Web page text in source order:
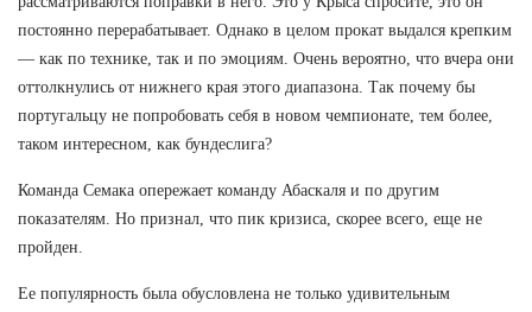
постоянно перерабатывает. Однако в целом прокат выдался крепким
— как по технике, так и по эмоциям. Очень вероятно, что вчера они
оттолкнулись от нижнего края этого диапазона. Так почему бы
португальцу не попробовать себя в новом чемпионате, тем более,
таком интересном, как бундеслига?
Команда Семака опережает команду Абаскаля и по другим
показателям. Но признал, что пик кризиса, скорее всего, еще не
пройден.
Ее популярность была обусловлена не только удивительным